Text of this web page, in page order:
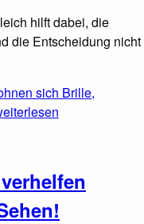
hilft dabei, die
die Entscheidung nicht
sich Brille,